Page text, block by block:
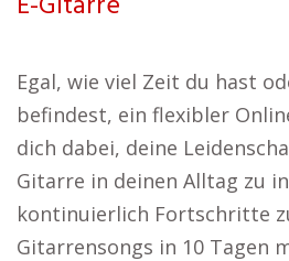
Egal, wie viel Zeit du hast
befindest, ein flexibler
dich dabei, deine
Gitarre in deinen Alltag zu
kontinuierlich Fortschritte
Gitarrensongs in 10 Tagen